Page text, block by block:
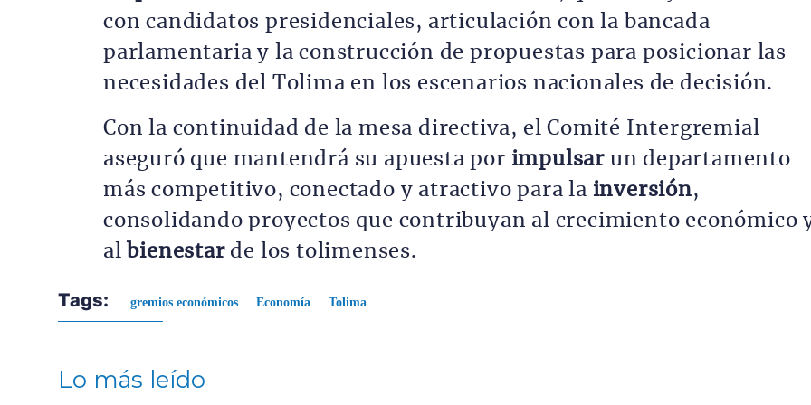
con candidatos presidenciales, articulación con la bancada
parlamentaria y la construcción de propuestas para posicionar las
necesidades del Tolima en los escenarios nacionales de decisión.
Con la continuidad de la mesa directiva, el Comité Intergremial
aseguró que mantendrá su apuesta por impulsar un departamento
más competitivo, conectado y atractivo para la inversión,
consolidando proyectos que contribuyan al crecimiento económico
al bienestarde los tolimenses.
Tags: gremios económicos Economía Tolima
Lo más leído